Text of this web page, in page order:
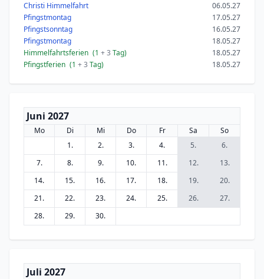
Christi Himmelfahrt
06.05.27
Pfingstmontag
17.05.27
Pfingstsonntag
16.05.27
Pfingstmontag
18.05.27
Himmelfahrtsferien (1 + 3 Tag)
18.05.27
Pfingstferien (1 + 3 Tag) 18.05.27
Juni 2027
Mo Di Mi Do Fr Sa
So
1.
2. 3. 4. 5.
6.
7.
8. 9. 10. 11. 12.
13.
14.
15. 16. 17. 18. 19.
20.
21.
22. 23. 24. 25. 26.
27.
28.
29. 30.
Juli 2027